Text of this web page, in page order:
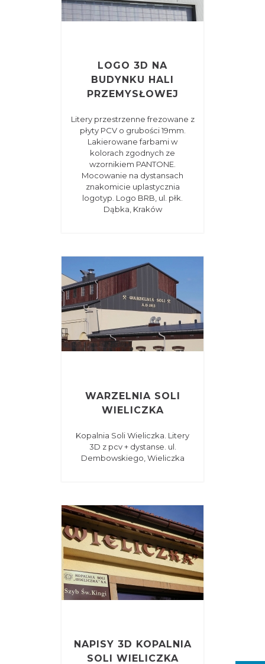
LOGO 3D NA
BUDYNKU HALI
PRZEMYSŁOWEJ
Litery przestrzenne frezowane z
płyty PCV o grubości 19mm.
Lakierowane farbami w
kolorach zgodnych ze
wzornikiem PANTONE.
Mocowanie na dystansach
znakomicie uplastycznia
logotyp. Logo BRB, ul. płk.
Dąbka, Kraków
WARZELNIA SOLI
WIELICZKA
Kopalnia Soli Wieliczka. Litery
3D z pcv + dystanse. ul.
Dembowskiego, Wieliczka
NAPISY 3D KOPALNIA
SOLI WIELICZKA